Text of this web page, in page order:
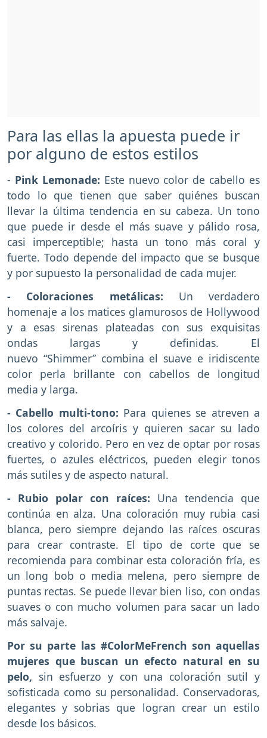
Para las ellas la apuesta puede ir
por alguno de estos estilos
- Pink Lemonade: Este nuevo color de cabello es
todo lo que tienen que saber quiénes buscan
llevar la última tendencia en su cabeza. Un tono
que puede ir desde el más suave y pálido rosa,
casi imperceptible; hasta un tono más coral y
fuerte. Todo depende del impacto que se busque
y por supuesto la personalidad de cada mujer.
- Coloraciones metálicas: Un verdadero
homenaje a los matices glamurosos de Hollywood
y a esas sirenas plateadas con sus exquisitas
ondas largas y definidas. El
nuevo “Shimmer” combina el suave e iridiscente
color perla brillante con cabellos de longitud
media y larga.
- Cabello multi-tono: Para quienes se atreven a
los colores del arcoíris y quieren sacar su lado
creativo y colorido. Pero en vez de optar por rosas
fuertes, o azules eléctricos, pueden elegir tonos
más sutiles y de aspecto natural.
- Rubio polar con raíces: Una tendencia que
continúa en alza. Una coloración muy rubia casi
blanca, pero siempre dejando las raíces oscuras
para crear contraste. El tipo de corte que se
recomienda para combinar esta coloración fría, es
un long bob o media melena, pero siempre de
puntas rectas. Se puede llevar bien liso, con ondas
suaves o con mucho volumen para sacar un lado
más salvaje.
Por su parte las #ColorMeFrench son aquellas
mujeres que buscan un efecto natural en su
pelo, sin esfuerzo y con una coloración sutil y
sofisticada como su personalidad. Conservadoras,
elegantes y sobrias que logran crear un estilo
desde los básicos.